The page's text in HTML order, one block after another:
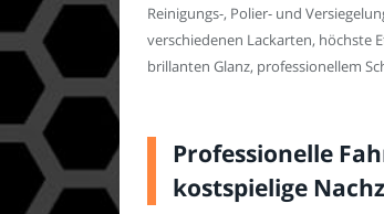
Reinigungs-, Polier- und
verschiedenen Lackarten, höchste
brillanten Glanz, professionellem
Professionelle
kostspielige